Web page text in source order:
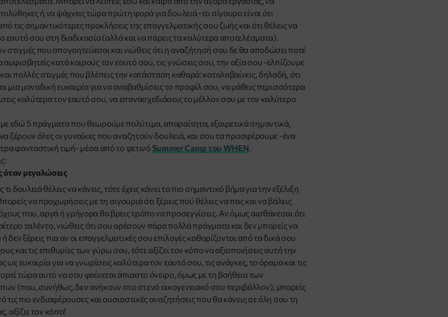
ή να ψάχνεις τώρα πρώτη φορά για δουλειά -το σίγουρο είναι ότι
τις σημαντικότερες προκλήσεις της επαγγελματικής σου ζωής και ότι θέλεις να
εαυτό σου στη διαδικασία (αλλά και να πάρεις τα καλύτερα αποτελέσματα).
που απογοητεύεσαι και νιώθεις ότι η αναζήτησή σου δε θα αποδώσει ποτέ
κατά καιρούς τον εαυτό σου, τις γνώσεις σου, την αξία σου -ελπίζουμε
πολλές στιγμές που βλέπεις την κατάσταση καθαρά: καταλαβαίνεις, δηλαδή, ότι
μια μοναδική ευκαιρία για να αναβαθμίσεις το προφίλ σου, να μάθεις περισσότερα
καλύτερα τον εαυτό σου, να επανασχεδιάσεις το μέλλον σου με τον καλύτερο
εδώ 5 πράγματα που θεωρούμε πολύτιμα, απαραίτητα, εξαιρετικά σημαντικά,
ξέρουν όλες οι γυναίκες που αναζητούν δουλειά, και σου τα προσφέρουμε -ένα
φανταστική τιμή- μέσα από το φετινό Summer Camp του WHEN.
όταν μεγαλώσεις
δουλειά θέλεις να κάνεις, τότε έχεις κάνει το πιο σημαντικό βήμα για την εξέλιξη
να προχωρήσεις με τη σιγουριά ότι ξέρεις πού θέλεις να πας και να βάλεις
που, αργά ή γρήγορα θα βρεις τρόπο να προσεγγίσεις. Αν όμως αισθάνεσαι ότι
ταλέντο, νιώθεις ότι σου αρέσουν πάρα πολλά πράγματα και δεν μπορείς να
δεν ξέρεις πια αν οι επαγγελματικές σου επιλογές καθορίζονται από τα δικά σου
και τις επιθυμίες των γύρω σου, τότε αξίζει τον κόπο να αξιοποιήσεις αυτή την
ως ευκαιρία για να γνωρίσεις καλύτερα τον εαυτό σου, τις ανάγκες, το όραμα και τις
τώρα αυτό να σου φαίνεται άπιαστο όνειρο, όμως με τη βοήθεια των
(που, συνήθως, δεν ανήκουν στο στενό οικογενειακό σου περιβάλλον), μπορείς
τις πιο ενδιαφέρουσες και ουσιαστικές αναζητήσεις που θα κάνεις σε όλη σου τη
αξίζει τον κόπο!